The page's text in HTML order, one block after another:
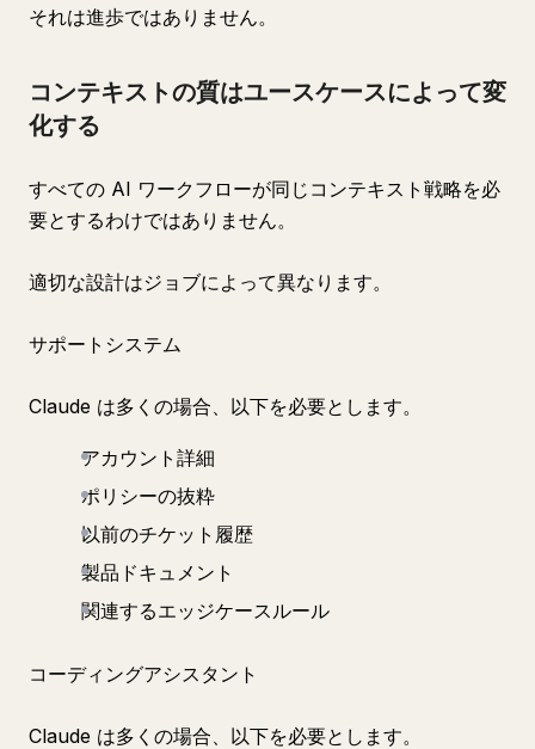
それは進歩ではありません。
コンテキストの質はユースケースによって変
化する
すべての AI ワークフローが同じコンテキスト戦略を必
要とするわけではありません。
適切な設計はジョブによって異なります。
サポートシステム
Claude は多くの場合、以下を必要とします。
アカウント詳細
ポリシーの抜粋
以前のチケット履歴
製品ドキュメント
関連するエッジケースルール
コーディングアシスタント
Claude は多くの場合、以下を必要とします。